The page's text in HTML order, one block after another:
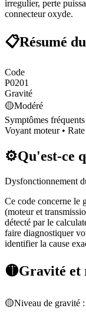
irregulier, perte
connecteur oxyde.
📋Résumé
Code
P0201
Gravité
🟡Modéré
Symptômes fréquents
Voyant moteur •
⚙️Qu'est-ce
Dysfonctionnement
Ce code concerne le
(moteur et
détecté par le
faire diagnostiquer
identifier la cause
🟡Gravité et
🟡Niveau de gravité :